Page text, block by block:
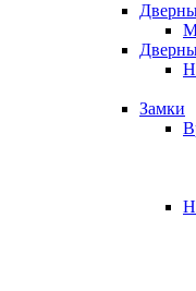
Замки